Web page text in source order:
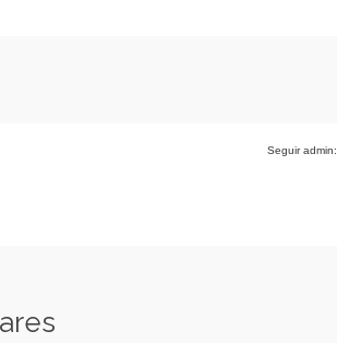
Seguir admin: